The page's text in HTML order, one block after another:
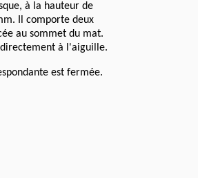
à la hauteur de
Il comporte deux
au sommet du mat.
à l'aiguille.
est fermée.